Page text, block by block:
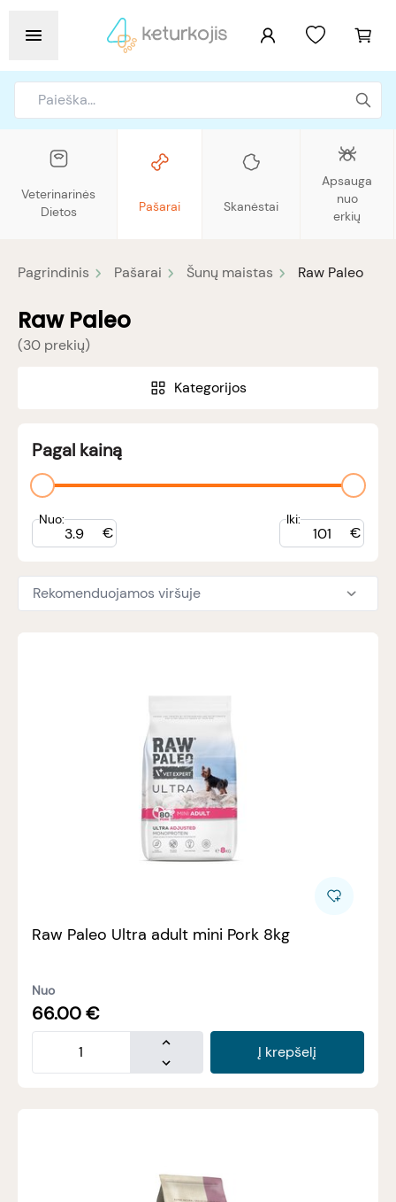
Veterinarinės
Dietos
Pašarai Skanėstai
Apsauga
nuo
erkių
Pagrindinis Pašarai Šunų maistas Raw Paleo
Raw Paleo
(30 prekių)
Kategorijos
Pagal kainą
Nuo:
€
Iki:
€
Rekomenduojamos viršuje
Raw Paleo Ultra adult mini Pork 8kg
Nuo
66.00€
Į krepšelį